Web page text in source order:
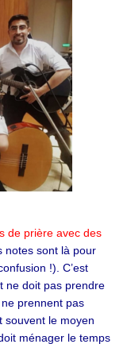
de prière avec des
notes sont là pour
!). C’est
ne doit pas prendre
prennent pas
souvent le moyen
ménager le temps